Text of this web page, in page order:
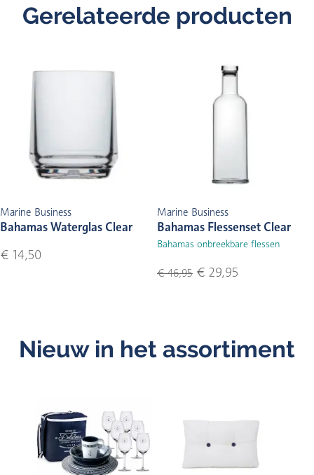
Gerelateerde producten
Marine Business
Bahamas Waterglas Clear
€ 14,50
Marine Business
Bahamas Flessenset Clear
Bahamas onbreekbare flessen
€ 46,95 € 29,95
Nieuw in het assortiment